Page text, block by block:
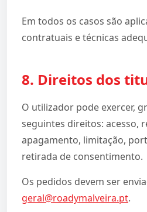
Em todos os casos são
contratuais e técnicas
8. Direitos dos
O utilizador pode exercer,
seguintes direitos: acesso,
apagamento, limitação,
retirada de consentimento.
Os pedidos devem ser
geral@roadymalveira.pt.